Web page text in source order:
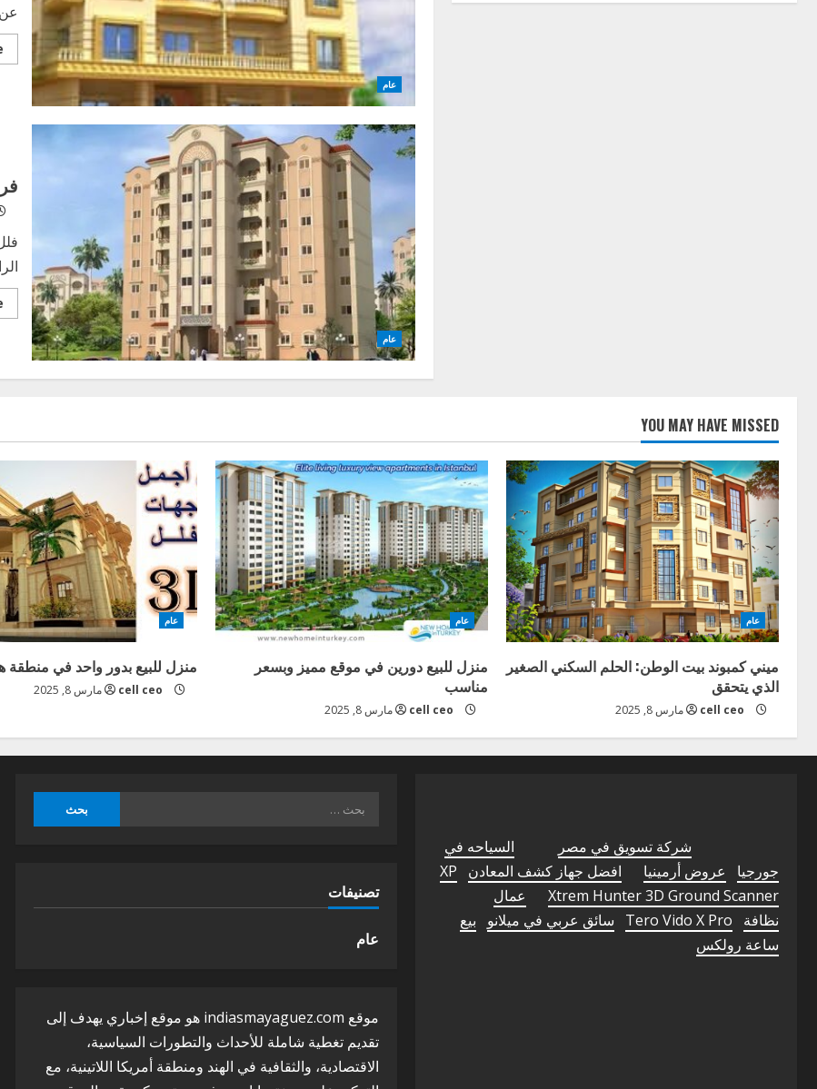
عام
عام
YOU MAY HAVE MISSED
عام
ميني كمبوند بيت الوطن: الحلم السكني الصغير
الذي يتحقق
cell ceo مارس 8, 2025
عام
منزل للبيع دورين في موقع مميز وبسعر
مناسب
cell ceo مارس 8, 2025
عام
منزل للبيع بدور واحد في منطقة
cell ceo مارس 8, 2025
شركة تسويق في مصر
السياحه في
جورجيا
عروض أرمينيا افضل جهاز كشف المعادن
XP
Xtrem Hunter 3D Ground Scanner
عمال
نظافة
Tero Vido X Pro سائق عربي في ميلانو
بيع
ساعة رولكس
البحث
تصنيفات
عام
موقع indiasmayaguez.com هو موقع إخباري يهدف إلى
تقديم تغطية شاملة للأحداث والتطورات السياسية،
الاقتصادية، والثقافية في الهند ومنطقة أمريكا اللاتينية، مع